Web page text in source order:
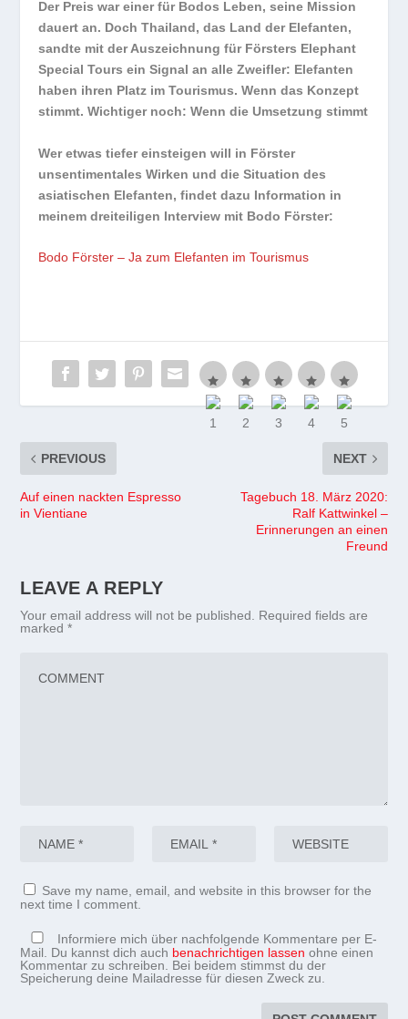
Der Preis war einer für Bodos Leben, seine Mission
dauert an. Doch Thailand, das Land der Elefanten,
sandte mit der Auszeichnung für Försters Elephant
Special Tours ein Signal an alle Zweifler: Elefanten
haben ihren Platz im Tourismus. Wenn das Konzept
stimmt. Wichtiger noch: Wenn die Umsetzung stimmt
Wer etwas tiefer einsteigen will in Förster
unsentimentales Wirken und die Situation des
asiatischen Elefanten, findet dazu Information in
meinem dreiteiligen Interview mit Bodo Förster:
Bodo Förster – Ja zum Elefanten im Tourismus
PREVIOUS
Auf einen nackten Espresso
in Vientiane
NEXT
Tagebuch 18. März 2020:
Ralf Kattwinkel –
Erinnerungen an einen
Freund
LEAVE A REPLY
Your email address will not be published.
Required fields are
marked*
Save my name, email, and website in this browser for the
next time I comment.
Informiere mich über nachfolgende Kommentare per E-
Mail. Du kannst dich auch benachrichtigen lassen ohne einen
Kommentar zu schreiben. Bei beidem stimmst du der
Speicherung deine Mailadresse für diesen Zweck zu.